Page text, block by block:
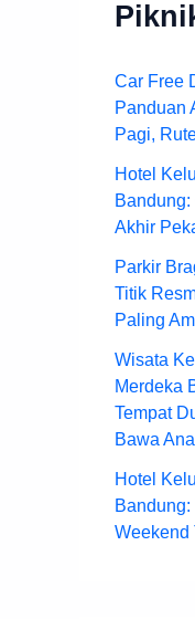
Car Free
Panduan
Pagi,
Hotel
Akhir
Parkir
Titik
Paling
Wisata
Merdeka
Tempat
Bawa
Hotel
Weekend